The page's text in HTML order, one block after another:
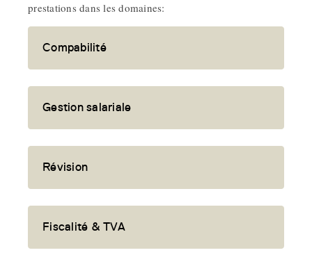
prestations dans les domaines:
Compabilité
Gestion salariale
Révision
Fiscalité & TVA